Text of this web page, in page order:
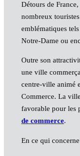
Détours de
nombreux
emblématiques
Notre-Dame ou
Outre son
une ville
centre-ville animé
Commerce. La
favorable pour les
de commerce.
En ce qui